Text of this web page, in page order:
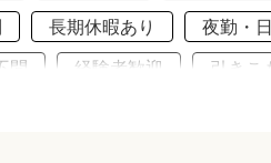
長期休暇あり 夜勤・
問 経験者歓迎 引きこ